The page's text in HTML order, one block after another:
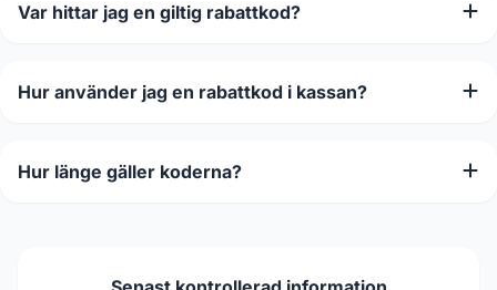
Var hittar jag en giltig rabattkod?
Hur använder jag en rabattkod i kassan?
Hur länge gäller koderna?